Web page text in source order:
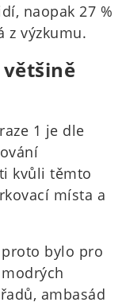
naopak 27 %
z výzkumu.
1 je dle
kvůli těmto
místa a
bylo pro
ambasád